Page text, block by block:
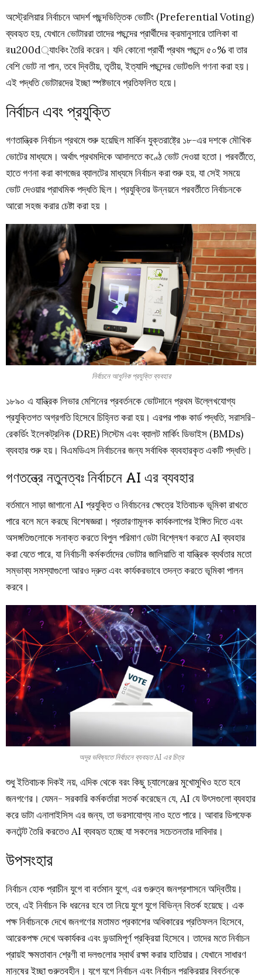
অস্ট্রেলিয়ার নির্বাচনে আদর্শ পছন্দভিত্তিক ভোটিং (Preferential Voting)
ব্যবহৃত হয়, যেখানে ভোটাররা তাদের পছন্দের প্রার্থীদের ক্রমানুসারে তালিকা বা
রu200d্যাংকিং তৈরি করেন। যদি কোনো প্রার্থী প্রথম পছন্দে ৫০% বা তার
বেশি ভোট না পান, তবে দ্বিতীয়, তৃতীয়, ইত্যাদি পছন্দের ভোটগুলি গণনা করা হয়।
এই পদ্ধতি ভোটারদের ইচ্ছা স্পষ্টভাবে প্রতিফলিত হয়ে।
নির্বাচন এবং প্রযুক্তি
গণতান্ত্রিক নির্বাচন প্রথমে শুরু হয়েছিল মার্কিন যুক্তরাষ্ট্রে ১৮-এর দশকে মৌখিক
ভোটের মাধ্যমে। অর্থাৎ প্রথমদিকে আদালতে কণ্ঠে ভোট দেওয়া হতো। পরবর্তীতে,
হাতে গণনা করা কাগজের ব্যালটের মাধ্যমে নির্বাচন করা শুরু হয়, যা সেই সময়ে
ভোট দেওয়ার প্রাথমিক পদ্ধতি ছিল। প্রযুক্তির উন্নয়নে পরবর্তীতে নির্বাচনকে
আরো সহজ করার চেষ্টা করা হয় ।
নির্বাচনে আধুনিক প্রযুক্তি ব্যবহার
১৮৯০ এ যান্ত্রিক লিভার মেশিনের প্রবর্তনকে ভোটদানে প্রথম উল্লেখযোগ্য
প্রযুক্তিগত অগ্রগতি হিসেবে চিহ্নিত করা হয়। এরপর পাঞ্চ কার্ড পদ্ধতি, সরাসরি-
রেকর্ডিং ইলেকট্রনিক (DRE) সিস্টেম এবং ব্যালট মার্কিং ডিভাইস (BMDs)
ব্যবহার শুরু হয়। বিএমডিএস নির্বাচনের জন্য সর্বাধিক ব্যবহারকৃত একটি পদ্ধতি।
গণতন্ত্রে নতুনত্বঃ নির্বাচনে AI এর ব্যবহার
বর্তমানে সাড়া জাগানো AI প্রযুক্তি ও নির্বাচনের ক্ষেত্রে ইতিবাচক ভূমিকা রাখতে
পারে বলে মনে করছে বিশেষজ্ঞরা। প্রতারণামূলক কার্যকলাপের ইঙ্গিত দিতে এবং
অসঙ্গতিগুলোকে সনাক্ত করতে বিপুল পরিমাণ ডেটা বিশ্লেষণ করতে AI ব্যবহার
করা যেতে পারে, যা নির্বাচনী কর্মকর্তাদের ভোটার জালিয়াতি বা যান্ত্রিক ব্যর্থতার মতো
সম্ভাব্য সমস্যাগুলো আরও দ্রুত এবং কার্যকরভাবে তদন্ত করতে ভূমিকা পালন
করবে।
অদূর ভবিষ্যতে নির্বাচনে ব্যবহৃত AI এর চিত্র
শুধু ইতিবাচক দিকই নয়, এদিক থেকে বরং কিছু চ্যালেঞ্জের মুখোমুখিও হতে হবে
জনগণের। যেমন- সরকারি কর্মকর্তারা সতর্ক করেছেন যে, AI যে উৎসগুলো ব্যবহার
করে ডাটা এনালাইসিস এর জন্য, তা ভরসাযোগ্য নাও হতে পারে। আবার ডিপফেক
কনটেন্ট তৈরি করতেও AI ব্যবহৃত হচ্ছে যা সকলের সচেতনতার দাবিদার।
উপসংহার
নির্বাচন হোক প্রাচীন যুগে বা বর্তমান যুগে, এর গুরুত্ব জনপ্রশাসনে অদ্বিতীয়।
তবে, এই নির্বাচন কি ধরনের হবে তা নিয়ে যুগে যুগে বিভিন্ন বিতর্ক হয়েছে। এক
পক্ষ নির্বাচনকে দেখে জনগণের মতামত প্রকাশের অধিকারের প্রতিফলন হিসেবে,
আরেকপক্ষ দেখে অকার্যকর এবং ভন্ডামিপূর্ণ প্রক্রিয়া হিসেবে। তাদের মতে নির্বাচন
প্রায়ই ক্ষমতাবান শ্রেণী বা দলগুলোর স্বার্থ রক্ষা করার হাতিয়ার। যেখানে সাধারণ
মানুষের ইচ্ছা গুরুত্বহীন। যুগে যুগে নির্বাচন এবং নির্বাচন প্রক্রিয়ার বিবর্তনকে